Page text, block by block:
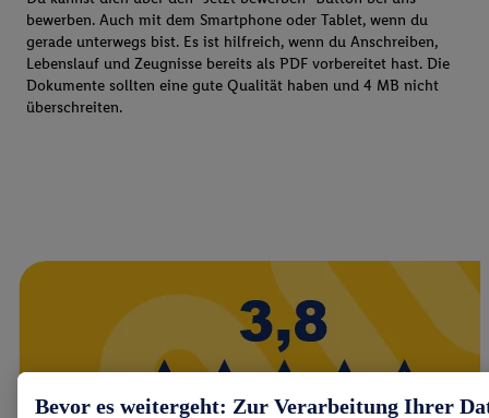
bewerben. Auch mit dem Smartphone oder Tablet, wenn du
gerade unterwegs bist. Es ist hilfreich, wenn du Anschreiben,
Lebenslauf und Zeugnisse bereits als PDF vorbereitet hast. Die
Dokumente sollten eine gute Qualität haben und 4 MB nicht
überschreiten.
Bevor es weitergeht: Zur Verarbeitung Ihrer